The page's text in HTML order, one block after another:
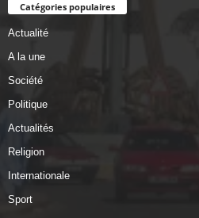
Catégories populaires
Actualité
A la une
Société
Politique
Actualités
Religion
Internationale
Sport